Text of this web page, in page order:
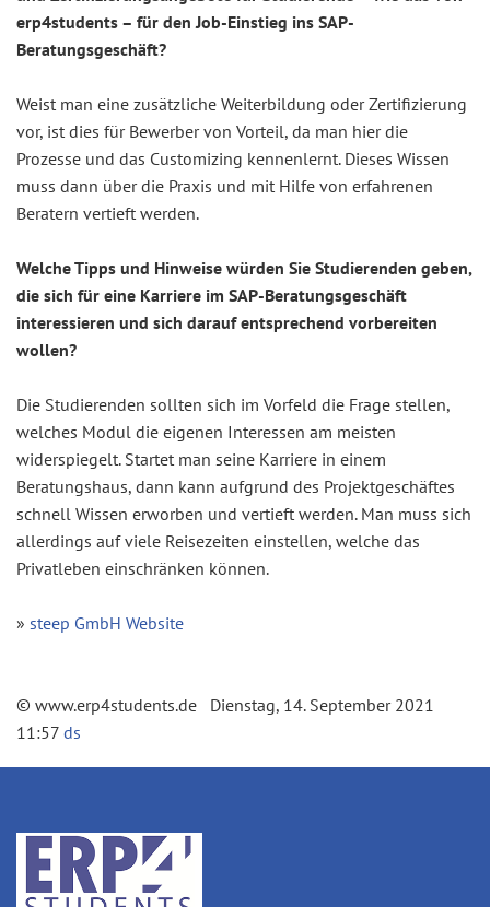
erp4students – für den Job-Einstieg ins SAP-
Beratungsgeschäft?
Weist man eine zusätzliche Weiterbildung oder Zertifizierung
vor, ist dies für Bewerber von Vorteil, da man hier die
Prozesse und das Customizing kennenlernt. Dieses Wissen
muss dann über die Praxis und mit Hilfe von erfahrenen
Beratern vertieft werden.
Welche Tipps und Hinweise würden Sie Studierenden geben,
die sich für eine Karriere im SAP-Beratungsgeschäft
interessieren und sich darauf entsprechend vorbereiten
wollen?
Die Studierenden sollten sich im Vorfeld die Frage stellen,
welches Modul die eigenen Interessen am meisten
widerspiegelt. Startet man seine Karriere in einem
Beratungshaus, dann kann aufgrund des Projektgeschäftes
schnell Wissen erworben und vertieft werden. Man muss sich
allerdings auf viele Reisezeiten einstellen, welche das
Privatleben einschränken können.
» steep GmbH Website
© www.erp4students.de Dienstag, 14. September 2021
11:57 ds